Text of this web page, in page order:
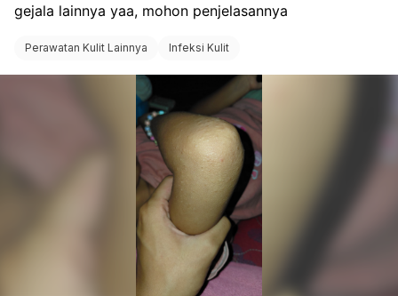
gejala lainnya yaa, mohon penjelasannya
Perawatan Kulit Lainnya Infeksi Kulit